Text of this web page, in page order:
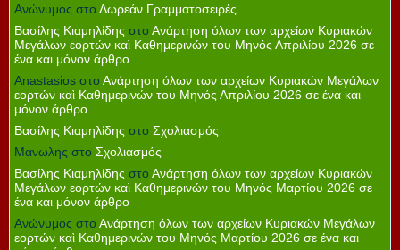
Ανώνυμος στο Δωρεάν Γραμματοσειρές
Βασίλης Κιαμηλίδης στο Ανάρτηση όλων των αρχείων Κυριακών
Μεγάλων εορτών καὶ Καθημερινών του Μηνός Απριλίου 2026 σε
ένα και μόνον άρθρο
Anastasios στο Ανάρτηση όλων των αρχείων Κυριακών Μεγάλων
εορτών καὶ Καθημερινών του Μηνός Απριλίου 2026 σε ένα και
μόνον άρθρο
Βασίλης Κιαμηλίδης στο Σχολιασμός
Μανωλης στο Σχολιασμός
Βασίλης Κιαμηλίδης στο Ανάρτηση όλων των αρχείων Κυριακών
Μεγάλων εορτών καὶ Καθημερινών του Μηνός Μαρτίου 2026 σε
ένα και μόνον άρθρο
Ανώνυμος στο Ανάρτηση όλων των αρχείων Κυριακών Μεγάλων
εορτών καὶ Καθημερινών του Μηνός Μαρτίου 2026 σε ένα και